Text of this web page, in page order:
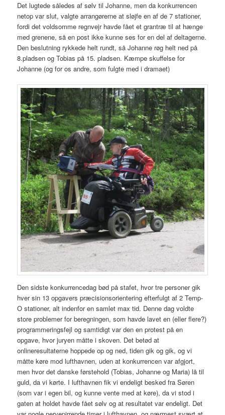
Det lugtede således af sølv til Johanne, men da konkurrencen
netop var slut, valgte arrangørerne at sløjfe en af de 7 stationer,
fordi det voldsomme regnvejr havde fået et grantræ til at hænge
med grenene, så en post ikke kunne ses for en del af deltagerne.
Den beslutning rykkede helt rundt, så Johanne røg helt ned på
8.pladsen og Tobias på 15. pladsen. Kæmpe skuffelse for
Johanne (og for os andre, som fulgte med i dramaet)
Den sidste konkurrencedag bød på stafet, hvor tre personer gik
hver sin 13 opgavers præcisionsorientering efterfulgt af 2 Temp-
O stationer, alt indenfor en samlet max tid. Denne dag voldte
store problemer for beregningen, som havde lavet en (eller flere?)
programmeringsfejl og samtidigt var den en protest på en
opgave, hvor juryen måtte i skoven. Det betød at
onlineresultaterne hoppede op og ned, tiden gik og gik, og vi
måtte køre mod lufthavnen, uden at konkurrencen var afgjort,
men hvor det danske førstehold (Tobias, Johanne og Maria) lå til
guld, da vi kørte. I lufthavnen fik vi endeligt besked fra Søren
(som var i egen bil, og kunne vente med at køre), da vi stod i
gaten at holdet havde fået sølv og at resultatet var endeligt. Det